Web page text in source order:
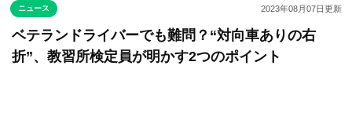
ニュース 2023年08月07日更新
ベテランドライバーでも難問？“対向車ありの右
折”、教習所検定員が明かす2つのポイント